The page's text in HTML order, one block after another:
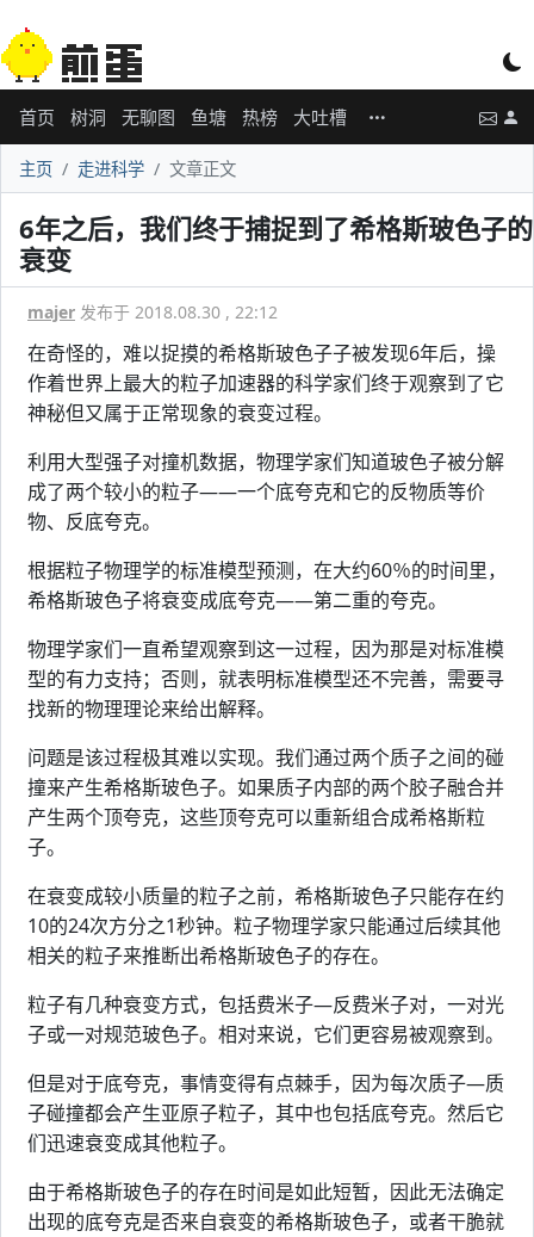
首页 树洞 无聊图 鱼塘 热榜 大吐槽
主页 走进科学 文章正文
6年之后，我们终于捕捉到了希格斯玻色子的
衰变
majer 发布于 2018.08.30 , 22:12
在奇怪的，难以捉摸的希格斯玻色子子被发现6年后，操
作着世界上最大的粒子加速器的科学家们终于观察到了它
神秘但又属于正常现象的衰变过程。
利用大型强子对撞机数据，物理学家们知道玻色子被分解
成了两个较小的粒子——一个底夸克和它的反物质等价
物、反底夸克。
根据粒子物理学的标准模型预测，在大约60％的时间里，
希格斯玻色子将衰变成底夸克——第二重的夸克。
物理学家们一直希望观察到这一过程，因为那是对标准模
型的有力支持；否则，就表明标准模型还不完善，需要寻
找新的物理理论来给出解释。
问题是该过程极其难以实现。我们通过两个质子之间的碰
撞来产生希格斯玻色子。如果质子内部的两个胶子融合并
产生两个顶夸克，这些顶夸克可以重新组合成希格斯粒
子。
在衰变成较小质量的粒子之前，希格斯玻色子只能存在约
10的24次方分之1秒钟。粒子物理学家只能通过后续其他
相关的粒子来推断出希格斯玻色子的存在。
粒子有几种衰变方式，包括费米子—反费米子对，一对光
子或一对规范玻色子。相对来说，它们更容易被观察到。
但是对于底夸克，事情变得有点棘手，因为每次质子—质
子碰撞都会产生亚原子粒子，其中也包括底夸克。然后它
们迅速衰变成其他粒子。
由于希格斯玻色子的存在时间是如此短暂，因此无法确定
出现的底夸克是否来自衰变的希格斯玻色子，或者干脆就